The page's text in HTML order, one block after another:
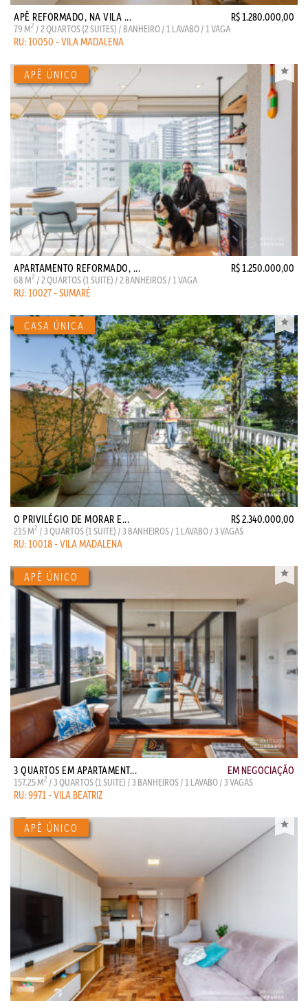
APÊ REFORMADO, NA VILA ... R$ 1.280.000,00
79 M2 / 2 QUARTOS (2 SUITES) / BANHEIRO / 1 LAVABO / 1 VAGA
RU: 10050 - VILA MADALENA
APARTAMENTO REFORMADO, ... R$ 1.250.000,00
68 M2 / 2 QUARTOS (1 SUITE) / 2 BANHEIROS / 1 VAGA
RU: 10027 - SUMARÉ
O PRIVILÉGIO DE MORAR E... R$ 2.340.000,00
215 M2 / 3 QUARTOS (1 SUITE) / 3 BANHEIROS / 1 LAVABO / 3 VAGAS
RU: 10018 - VILA MADALENA
3 QUARTOS EM APARTAMENT... EM NEGOCIAÇÃO
157.25 M2 / 3 QUARTOS (1 SUITE) / 3 BANHEIROS / 1 LAVABO / 3 VAGAS
RU: 9971 - VILA BEATRIZ